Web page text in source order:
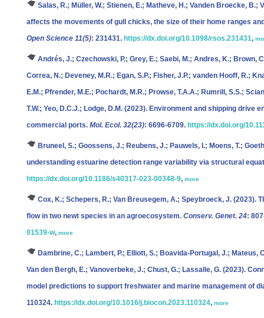
Salas, R.; Müller, W.; Stienen, E.; Matheve, H.; Vanden Broecke, B.;
affects the movements of gull chicks, the size of their home ranges
Open Science 11(5): 231431. https://dx.doi.org/10.1098/rsos.231431,
Andrés, J.; Czechowski, P.; Grey, E.; Saebi, M.; Andres, K.; Brown,
Correa, N.; Deveney, M.R.; Egan, S.P.; Fisher, J.P.; vanden Hooff, R.;
E.M.; Pfrender, M.E.; Pochardt, M.R.; Prowse, T.A.A.; Rumrill, S.S.;
T.W.; Yeo, D.C.J.; Lodge, D.M. (2023). Environment and shipping drive
commercial ports. Mol. Ecol. 32(23): 6696-6709. https://dx.doi.org/
Bruneel, S.; Goossens, J.; Reubens, J.; Pauwels, I.; Moens, T.;
understanding estuarine detection range variability via structural
https://dx.doi.org/10.1186/s40317-023-00348-9, more
Cox, K.; Schepers, R.; Van Breusegem, A.; Speybroeck, J. (2023).
flow in two newt species in an agroecosystem. Conserv. Genet. 24:
01539-w, more
Dambrine, C.; Lambert, P.; Elliott, S.; Boavida-Portugal, J.; Mateus,
Van den Bergh, E.; Vanoverbeke, J.; Chust, G.; Lassalle, G. (2023).
model predictions to support freshwater and marine management of
110324. https://dx.doi.org/10.1016/j.biocon.2023.110324, more